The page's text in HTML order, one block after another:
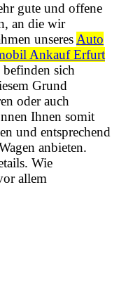
gute und offene
an die wir
unseres Auto
Ankauf Erfurt
sich
Grund
oder auch
Ihnen somit
und entsprechend
anbieten.
Wie
allem